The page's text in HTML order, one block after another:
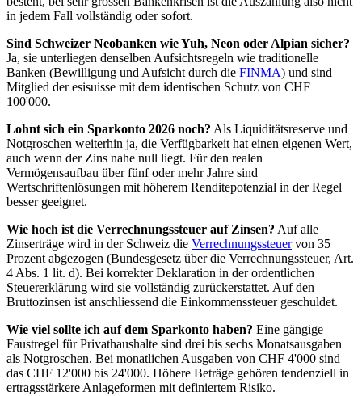
in jedem Fall vollständig oder sofort.
Sind Schweizer Neobanken wie Yuh, Neon oder Alpian sicher?
Ja, sie unterliegen denselben Aufsichtsregeln wie traditionelle
Banken (Bewilligung und Aufsicht durch die FINMA) und sind
Mitglied der esisuisse mit dem identischen Schutz von CHF
100'000.
Lohnt sich ein Sparkonto 2026 noch? Als Liquiditätsreserve und
Notgroschen weiterhin ja, die Verfügbarkeit hat einen eigenen Wert,
auch wenn der Zins nahe null liegt. Für den realen
Vermögensaufbau über fünf oder mehr Jahre sind
Wertschriftenlösungen mit höherem Renditepotenzial in der Regel
besser geeignet.
Wie hoch ist die Verrechnungssteuer auf Zinsen? Auf alle
Zinserträge wird in der Schweiz die Verrechnungssteuervon 35
Prozent abgezogen (Bundesgesetz über die Verrechnungssteuer, Art.
4 Abs. 1 lit. d). Bei korrekter Deklaration in der ordentlichen
Steuererklärung wird sie vollständig zurückerstattet. Auf den
Bruttozinsen ist anschliessend die Einkommenssteuer geschuldet.
Wie viel sollte ich auf dem Sparkonto haben? Eine gängige
Faustregel für Privathaushalte sind drei bis sechs Monatsausgaben
als Notgroschen. Bei monatlichen Ausgaben von CHF 4'000 sind
das CHF 12'000 bis 24'000. Höhere Beträge gehören tendenziell in
ertragsstärkere Anlageformen mit definiertem Risiko.